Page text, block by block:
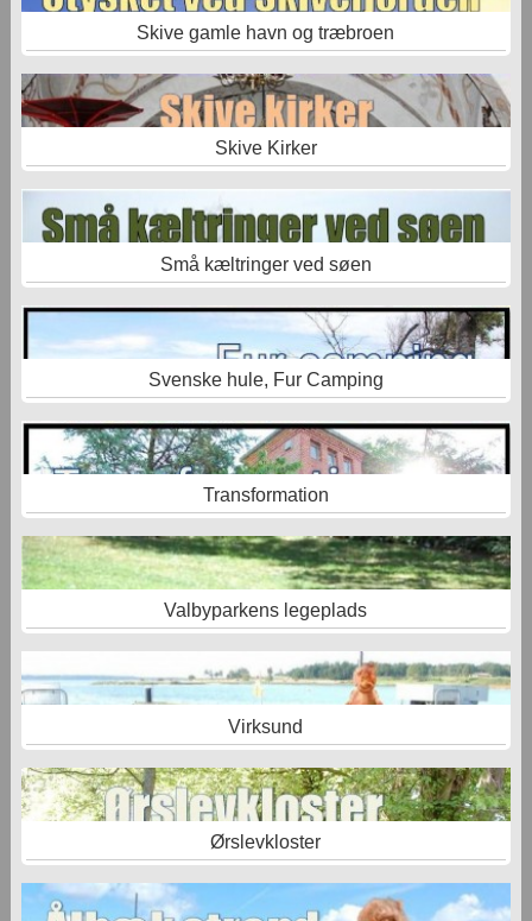
Skive gamle havn og træbroen
Skive Kirker
Små kæltringer ved søen
Svenske hule, Fur Camping
Transformation
Valbyparkens legeplads
Virksund
Ørslevkloster